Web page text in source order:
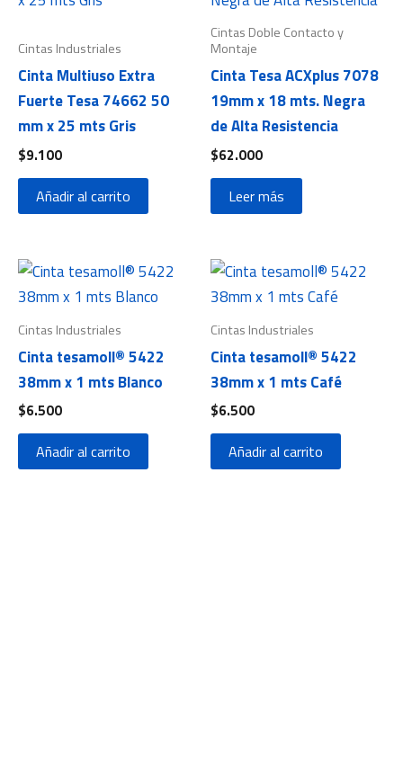
Cintas Industriales
Cinta Multiuso Extra
Fuerte Tesa 74662 50
mm x 25 mts Gris
$9.100
Añadir al carrito
Cintas Doble Contacto y
Montaje
Cinta Tesa ACXplus 7078
19mm x 18 mts. Negra
de Alta Resistencia
$62.000
Leer más
Cintas Industriales
Cinta tesamoll® 5422
38mm x 1 mts Blanco
$6.500
Añadir al carrito
Cintas Industriales
Cinta tesamoll® 5422
38mm x 1 mts Café
$6.500
Añadir al carrito